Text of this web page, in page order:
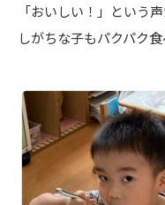
「おいしい！」という
しがちな子もパクパク食